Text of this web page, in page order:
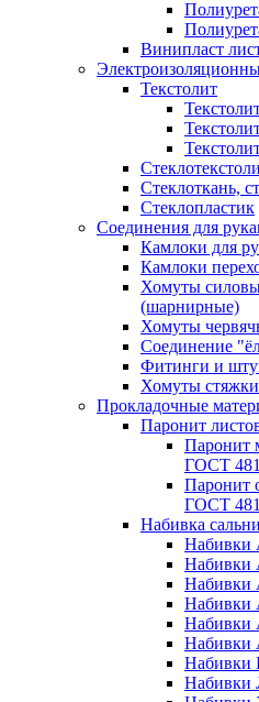
Винипласт
Текстолит
Стеклоткань,
Стеклопластик
Соединения для
Камлоки для
Камлоки
Хомуты
(шарнирные)
Хомуты
Соединение
Фитинги и
Хомуты
Прокладочные
Паронит
Паронит
ГОСТ
Паронит
ГОСТ
Набивка
Набивки
Набивки
Набивки
Набивки
Набивки
Набивки
Набивки